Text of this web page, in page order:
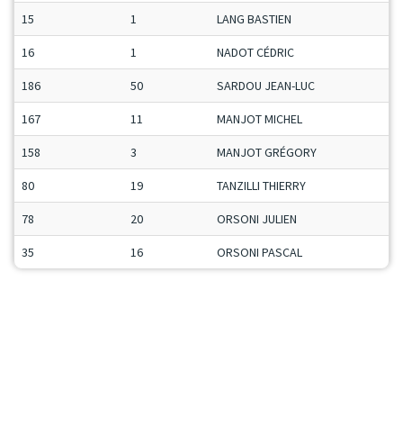
15 1 LANG BASTIEN
16 1 NADOT CÉDRIC
186 50 SARDOU JEAN-LUC
167 11 MANJOT MICHEL
158 3 MANJOT GRÉGORY
80 19 TANZILLI THIERRY
78 20 ORSONI JULIEN
35 16 ORSONI PASCAL